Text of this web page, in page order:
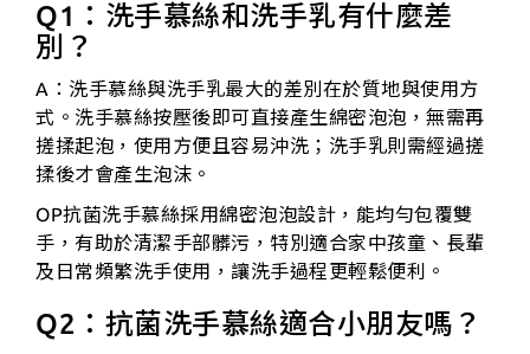
Q1：洗手慕絲和洗手乳有什麼差
別？
A：洗手慕絲與洗手乳最大的差別在於質地與使用方
式。洗手慕絲按壓後即可直接產生綿密泡泡，無需再
搓揉起泡，使用方便且容易沖洗；洗手乳則需經過搓
揉後才會產生泡沫。
OP抗菌洗手慕絲採用綿密泡泡設計，能均勻包覆雙
手，有助於清潔手部髒污，特別適合家中孩童、長輩
及日常頻繁洗手使用，讓洗手過程更輕鬆便利。
Q2：抗菌洗手慕絲適合小朋友嗎？